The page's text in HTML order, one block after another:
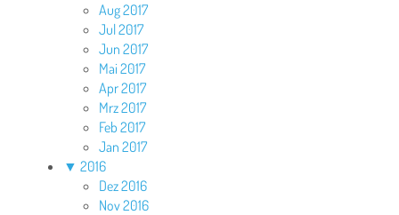
Aug 2017
Jul 2017
Jun 2017
Mai 2017
Apr 2017
Mrz 2017
Feb 2017
Jan 2017
▼ 2016
Dez 2016
Nov 2016